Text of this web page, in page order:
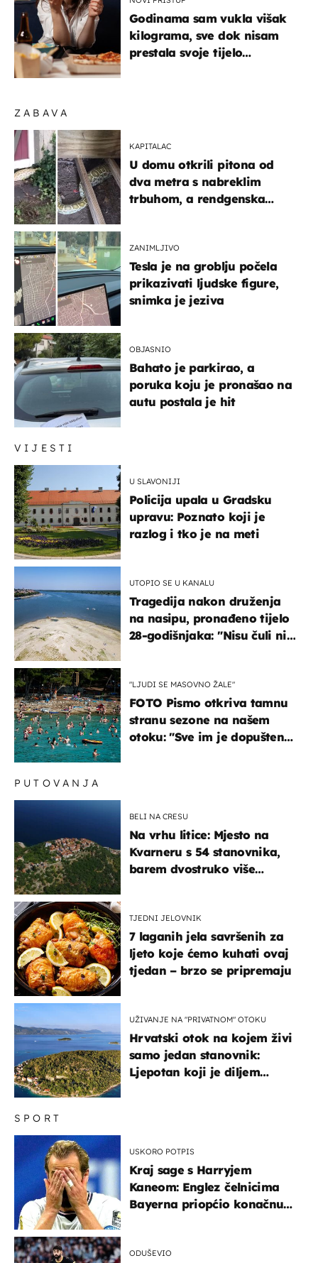
VIJESTI
U SLAVONIJI
Policija upala u Gradsku
upravu: Poznato koji je
razlog i tko je na meti
UTOPIO SE U KANALU
Tragedija nakon druženja
na nasipu, pronađeno tijelo
28-godišnjaka: "Nisu čuli ni
"LJUDI SE MASOVNO ŽALE"
FOTO Pismo otkriva tamnu
stranu sezone na našem
otoku: "Sve im je dopušteno!
ZABAVA
KAPITALAC
U domu otkrili pitona od
dva metra s nabreklim
trbuhom, a rendgenska
ZANIMLJIVO
Tesla je na groblju počela
prikazivati ljudske figure,
snimka je jeziva
OBJASNIO
Bahato je parkirao, a
poruka koju je pronašao na
autu postala je hit
SPORT
USKORO POTPIS
Kraj sage s Harryjem
Kaneom: Englez čelnicima
Bayerna priopćio konačnu
ODUŠEVIO
PUTOVANJA
BELI NA CRESU
Na vrhu litice: Mjesto na
Kvarneru s 54 stanovnika,
barem dvostruko više
TJEDNI JELOVNIK
7 laganih jela savršenih za
ljeto koje ćemo kuhati ovaj
tjedan – brzo se pripremaju
UŽIVANJE NA "PRIVATNOM" OTOKU
Hrvatski otok na kojem živi
samo jedan stanovnik:
Ljepotan koji je diljem
Godinama sam vukla višak
kilograma, sve dok nisam
prestala svoje tijelo